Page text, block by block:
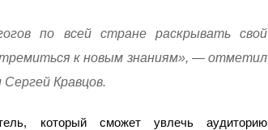
по всей стране раскрывать свой
к новым знаниям», — отметил
Кравцов.
который сможет увлечь аудиторию